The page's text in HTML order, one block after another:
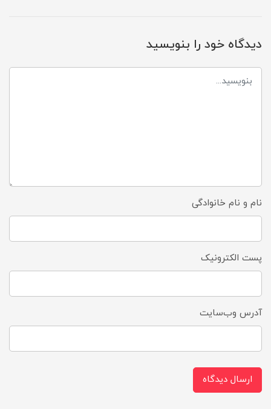
دیدگاه خود را بنویسید
نام و نام خانوادگی
پست الکترونیک
آدرس وب‌سایت
ارسال دیدگاه